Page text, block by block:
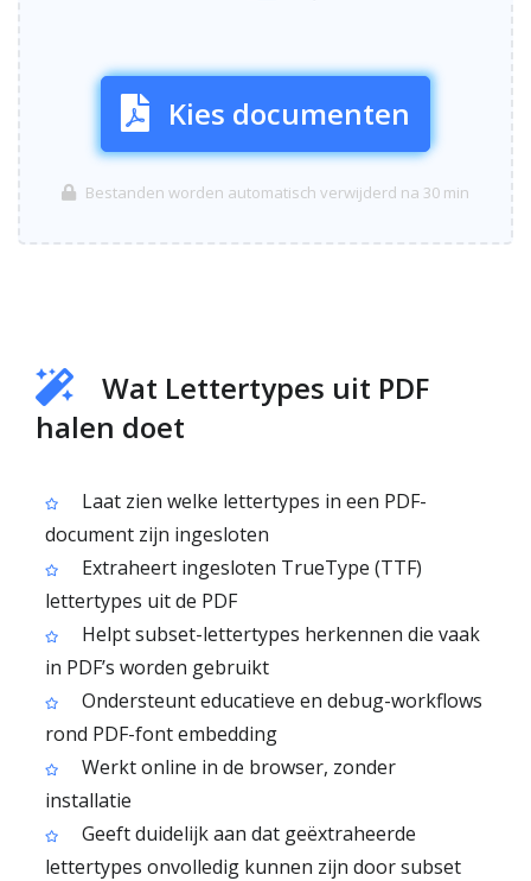
Kies documenten
Bestanden worden automatisch verwijderd na 30 min
Wat Lettertypes uit PDF
halen doet
Laat zien welke lettertypes in een PDF-
document zijn ingesloten
Extraheert ingesloten TrueType (TTF)
lettertypes uit de PDF
Helpt subset-lettertypes herkennen die vaak
in PDF’s worden gebruikt
Ondersteunt educatieve en debug-workflows
rond PDF-font embedding
Werkt online in de browser, zonder
installatie
Geeft duidelijk aan dat geëxtraheerde
lettertypes onvolledig kunnen zijn door subset